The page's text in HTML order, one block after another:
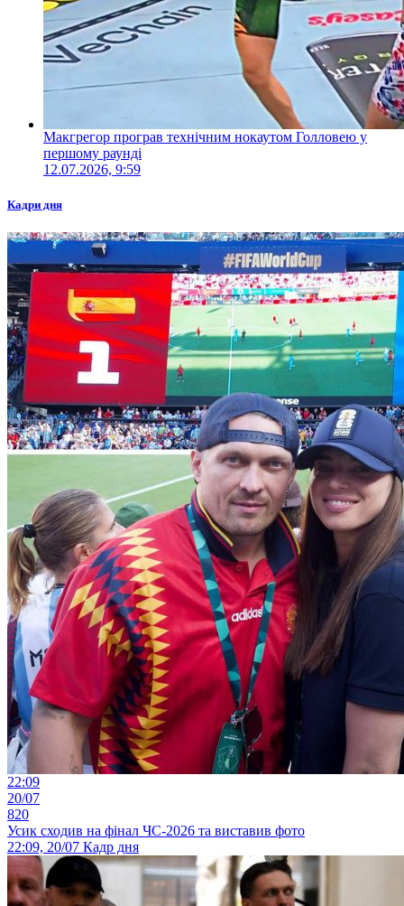
Макгрегор програв технічним нокаутом Голловею у
першому раунді
12.07.2026, 9:59
Кадри дня
22:09
20/07
820
Усик сходив на фінал ЧС-2026 та виставив фото
22:09, 20/07 Кадр дня